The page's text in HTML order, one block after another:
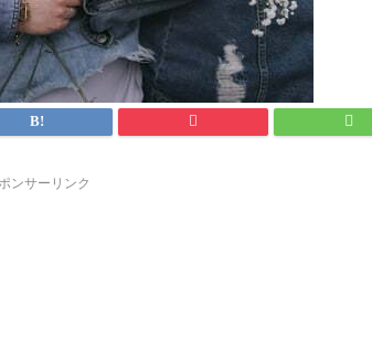
ンサーリンク